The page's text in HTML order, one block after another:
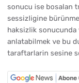
sonucu ise bosalan
sessizligine
haksizlik
anlatabilmek ve bu
taraftarlarin sesine